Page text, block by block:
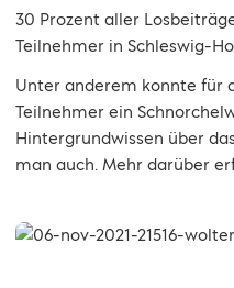
30 Prozent aller
Teilnehmer in Schleswig-
Unter anderem konnte für
Teilnehmer ein
Hintergrundwissen über
man auch. Mehr darüber